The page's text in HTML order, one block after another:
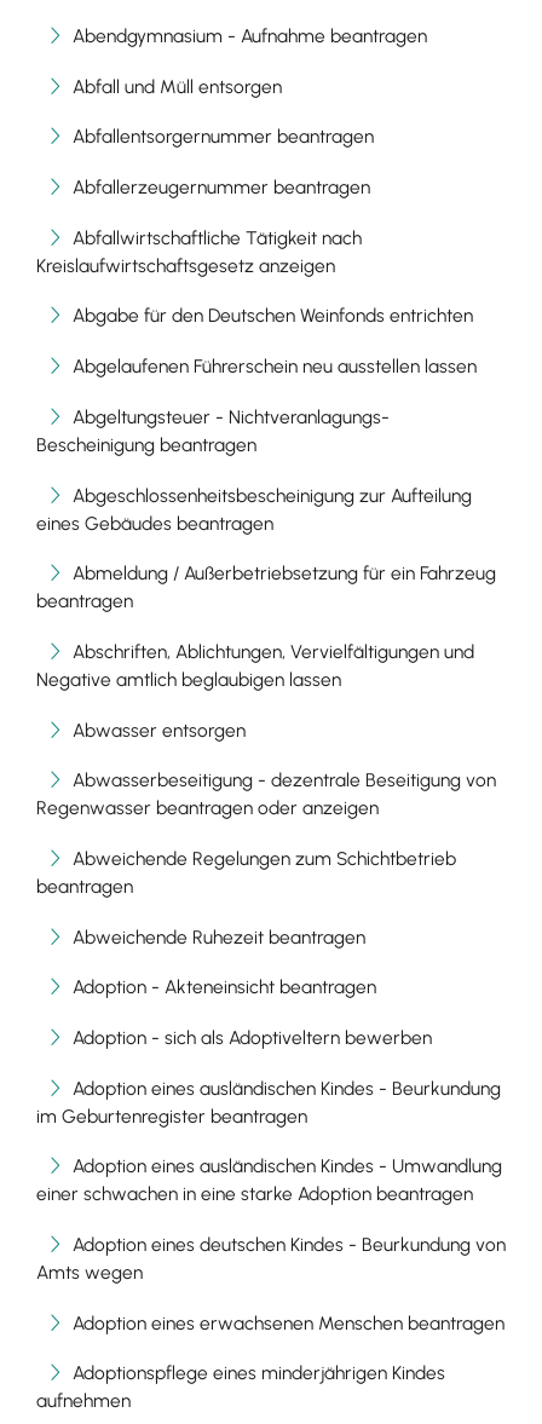
Abendgymnasium - Aufnahme beantragen
Abfall und Müll entsorgen
Abfallentsorgernummer beantragen
Abfallerzeugernummer beantragen
Abfallwirtschaftliche Tätigkeit nach
Kreislaufwirtschaftsgesetz anzeigen
Abgabe für den Deutschen Weinfonds entrichten
Abgelaufenen Führerschein neu ausstellen lassen
Abgeltungsteuer - Nichtveranlagungs-
Bescheinigung beantragen
Abgeschlossenheitsbescheinigung zur Aufteilung
eines Gebäudes beantragen
Abmeldung / Außerbetriebsetzung für ein Fahrzeug
beantragen
Abschriften, Ablichtungen, Vervielfältigungen und
Negative amtlich beglaubigen lassen
Abwasser entsorgen
Abwasserbeseitigung - dezentrale Beseitigung von
Regenwasser beantragen oder anzeigen
Abweichende Regelungen zum Schichtbetrieb
beantragen
Abweichende Ruhezeit beantragen
Adoption - Akteneinsicht beantragen
Adoption - sich als Adoptiveltern bewerben
Adoption eines ausländischen Kindes - Beurkundung
im Geburtenregister beantragen
Adoption eines ausländischen Kindes - Umwandlung
einer schwachen in eine starke Adoption beantragen
Adoption eines deutschen Kindes - Beurkundung von
Amts wegen
Adoption eines erwachsenen Menschen beantragen
Adoptionspflege eines minderjährigen Kindes
aufnehmen